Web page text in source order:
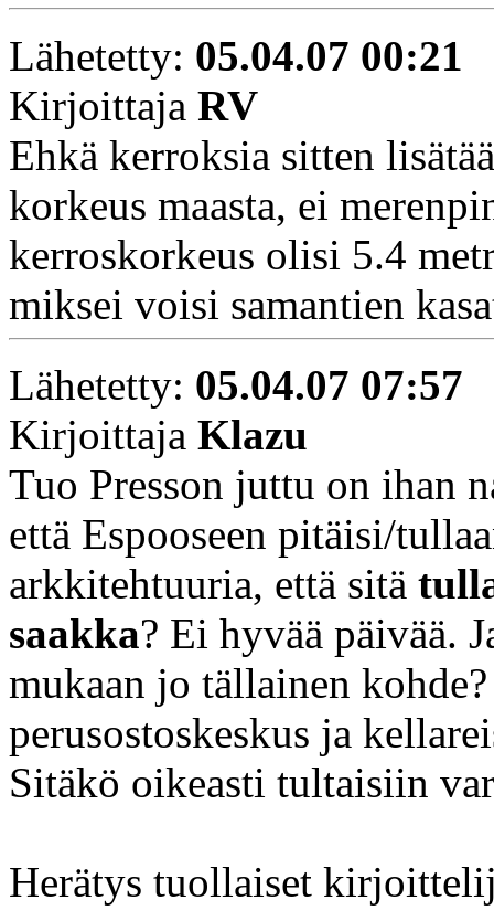
Lähetetty: 05.04.07 00:21
Kirjoittaja RV
Ehkä kerroksia sitten
korkeus maasta, ei
kerroskorkeus olisi 5.4
miksei voisi samantien
Lähetetty: 05.04.07 07:57
Kirjoittaja Klazu
Tuo Presson juttu on ihan
että Espooseen pitäisi/
arkkitehtuuria, että sitä
saakka? Ei hyvää päivää.
mukaan jo tällainen
perusostoskeskus ja
Sitäkö oikeasti tultaisiin
Herätys tuollaiset